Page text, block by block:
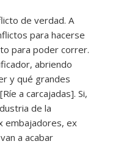
de verdad. A
para hacerse
para poder correr.
abriendo
y qué grandes
a carcajadas]. Si,
de la
embajadores, ex
a acabar